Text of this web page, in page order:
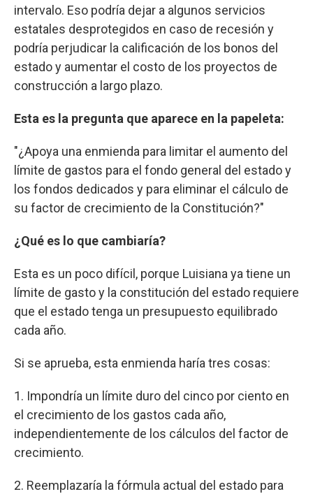
intervalo. Eso podría dejar a algunos servicios
estatales desprotegidos en caso de recesión y
podría perjudicar la calificación de los bonos del
estado y aumentar el costo de los proyectos de
construcción a largo plazo.
Esta es la pregunta que aparece en la papeleta:
"¿Apoya una enmienda para limitar el aumento del
límite de gastos para el fondo general del estado y
los fondos dedicados y para eliminar el cálculo de
su factor de crecimiento de la Constitución?"
¿Qué es lo que cambiaría?
Esta es un poco difícil, porque Luisiana ya tiene un
límite de gasto y la constitución del estado requiere
que el estado tenga un presupuesto equilibrado
cada año.
Si se aprueba, esta enmienda haría tres cosas:
1. Impondría un límite duro del cinco por ciento en
el crecimiento de los gastos cada año,
independientemente de los cálculos del factor de
crecimiento.
2. Reemplazaría la fórmula actual del estado para